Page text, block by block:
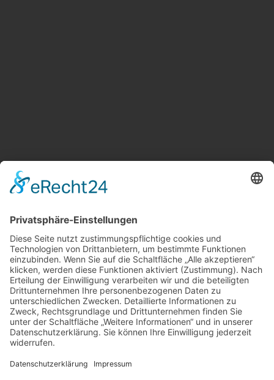
Weitere Informationen
Kontakt
Newsletter
FAQ
Schlagworte
Datenschutz
Impressum